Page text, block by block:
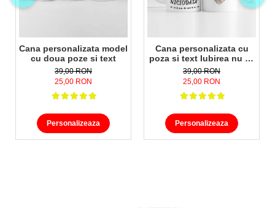
Cana personalizata model
cu doua poze si text
39,00 RON
25,00 RON
Personalizeaza
Cana personalizata cu
poza si text Iubirea nu se
termina niciodata
39,00 RON
25,00 RON
Personalizeaza